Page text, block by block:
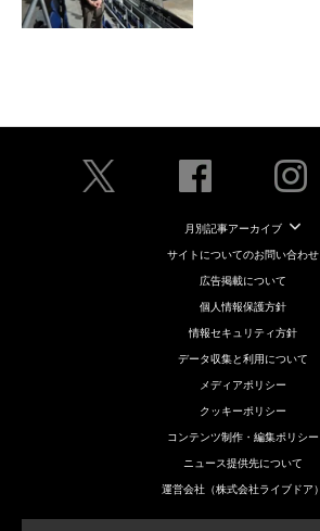
月別記事アーカイブ
サイトについてのお問い合わせ
広告掲載について
個人情報保護方針
情報セキュリティ方針
データ収集と利用について
メディアポリシー
クッキーポリシー
コンテンツ制作・編集ポリシー
ニュース提供先について
運営会社（株式会社ライブドア）